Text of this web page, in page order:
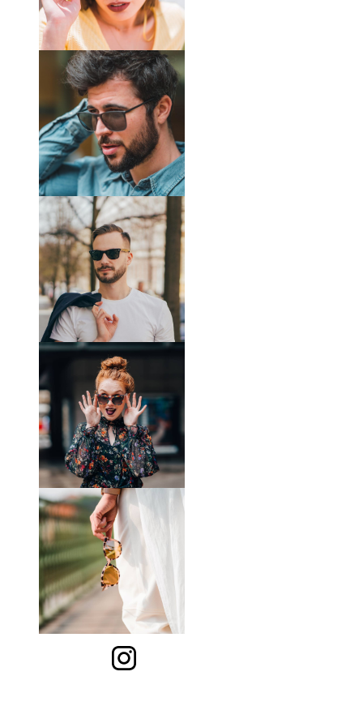
Marca:
Utilizzo:
Moda
Codice:
EA4163 58758G 56